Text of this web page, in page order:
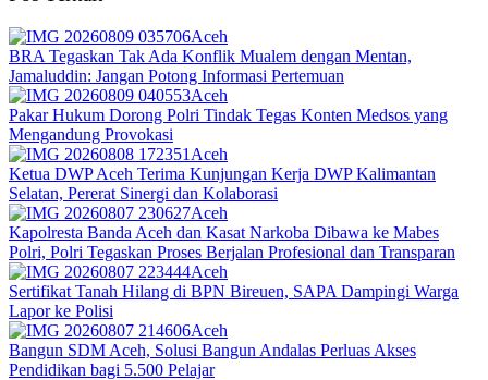
Aceh
BRA Tegaskan Tak Ada Konflik Mualem dengan Mentan,
Jamaluddin: Jangan Potong Informasi Pertemuan
Aceh
Pakar Hukum Dorong Polri Tindak Tegas Konten Medsos yang
Mengandung Provokasi
Aceh
Ketua DWP Aceh Terima Kunjungan Kerja DWP Kalimantan
Selatan, Pererat Sinergi dan Kolaborasi
Aceh
Kapolresta Banda Aceh dan Kasat Narkoba Dibawa ke Mabes
Polri, Polri Tegaskan Proses Berjalan Profesional dan Transparan
Aceh
Sertifikat Tanah Hilang di BPN Bireuen, SAPA Dampingi Warga
Lapor ke Polisi
Aceh
Bangun SDM Aceh, Solusi Bangun Andalas Perluas Akses
Pendidikan bagi 5.500 Pelajar